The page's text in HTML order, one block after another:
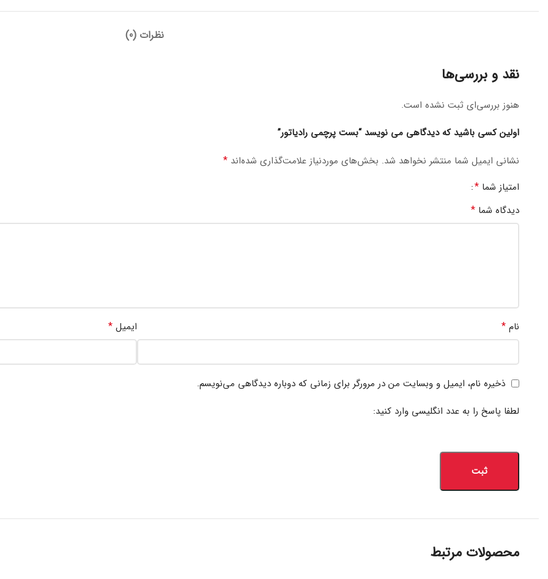
نظرات (0)
نقد و بررسی‌ها
هنوز بررسی‌ای ثبت نشده است.
اولین کسی باشید که دیدگاهی می نویسد “بست پرچمی رادیاتور”
نشانی ایمیل شما منتشر نخواهد شد. بخش‌های موردنیاز علامت‌گذاری شده‌اند *
امتیاز شما *
دیدگاه شما *
نام * ایمیل *
ذخیره نام، ایمیل و وبسایت من در مرورگر برای زمانی که دوباره دیدگاهی می‌نویسم.
لطفا پاسخ را به عدد انگلیسی وارد کنید:
محصولات مرتبط